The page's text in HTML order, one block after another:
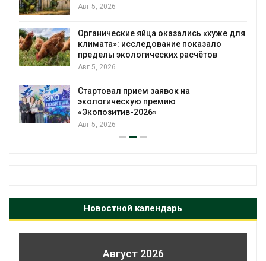
для
В Пермском крае осудили
дела о хищении средств на
строительных отходов
Авг 5, 2026
В Мурманске начали испытывать
подземную систему сбора отходов
Новостной календарь
Август 2026